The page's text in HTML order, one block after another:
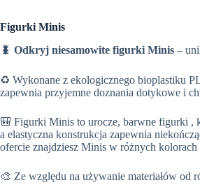
Figurki Minis
🐛 Odkryj niesamowite figurki Minis –
♻️ Wykonane z ekologicznego bioplastiku
zapewnia przyjemne doznania dotykowe i
🎒 Figurki Minis to urocze, barwne figurki ,
a elastyczna konstrukcja zapewnia
ofercie znajdziesz Minis w różnych
🎨 Ze względu na używanie materiałów od